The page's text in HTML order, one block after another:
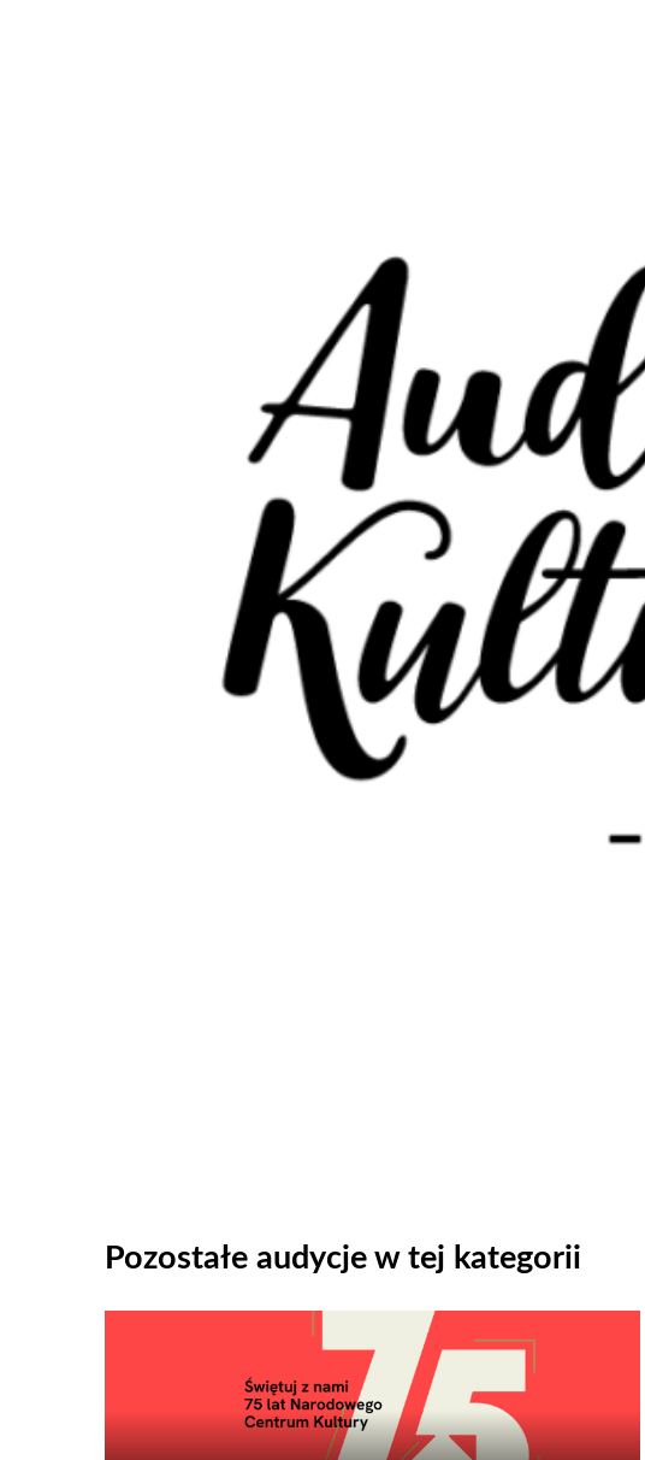
Pozostałe audycje w tej kategorii